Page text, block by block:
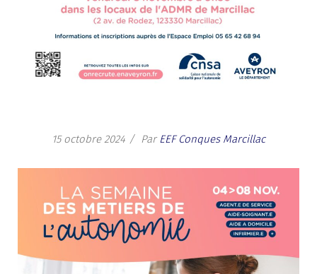
15 octobre 2024 ParEEF Conques Marcillac